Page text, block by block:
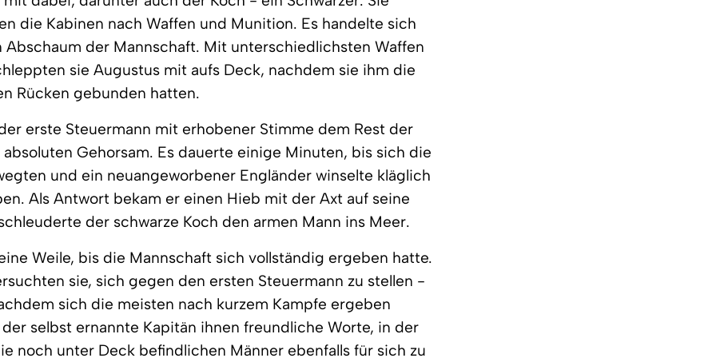
die Kabinen nach Waffen und Munition. Es handelte sich
Abschaum der Mannschaft. Mit unterschiedlichsten Waffen
sie Augustus mit aufs Deck, nachdem sie ihm die
Rücken gebunden hatten.
erste Steuermann mit erhobener Stimme dem Rest der
Gehorsam. Es dauerte einige Minuten, bis sich die
und ein neuangeworbener Engländer winselte kläglich
Als Antwort bekam er einen Hieb mit der Axt auf seine
der schwarze Koch den armen Mann ins Meer.
Weile, bis die Mannschaft sich vollständig ergeben hatte.
sie, sich gegen den ersten Steuermann zu stellen -
sich die meisten nach kurzem Kampfe ergeben
selbst ernannte Kapitän ihnen freundliche Worte, in der
noch unter Deck befindlichen Männer ebenfalls für sich zu